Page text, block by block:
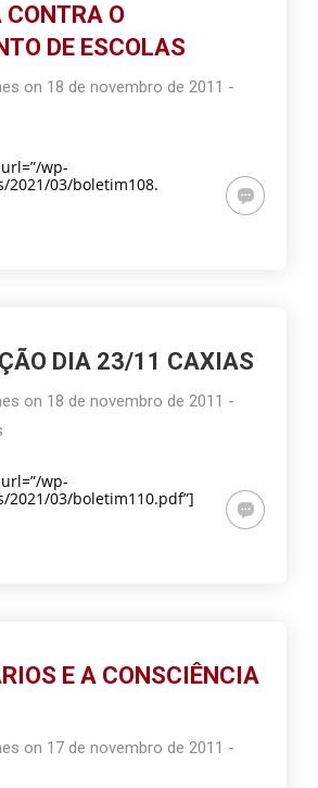
O
DE ESCOLAS
on 18 de novembro de 2011 -
wp-
2021/03/boletim108.
DIA 23/11 CAXIAS
on 18 de novembro de 2011 -
wp-
2021/03/boletim110.pdf”]
E A CONSCIÊNCIA
on 17 de novembro de 2011 -